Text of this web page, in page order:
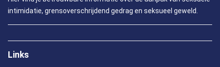
intimidatie, grensoverschrijdend gedrag en seksueel geweld.
Links